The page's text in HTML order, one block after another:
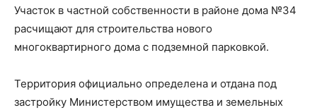
Участок в частной собственности в районе дома №34
расчищают для строительства нового
многоквартирного дома с подземной парковкой.
Территория официально определена и отдана под
застройку Министерством имущества и земельных